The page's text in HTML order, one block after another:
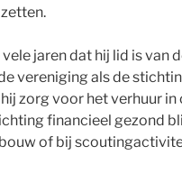
jaren dat hij lid is van
vereniging als de
zorg voor het verhuur in
financieel gezond
of bij